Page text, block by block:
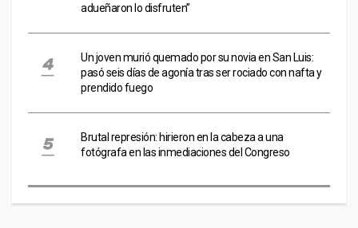
adueñaron lo disfruten”
Un joven murió quemado por su novia en San Luis:
pasó seis días de agonía tras ser rociado con nafta y
prendido fuego
Brutal represión: hirieron en la cabeza a una
fotógrafa en las inmediaciones del Congreso